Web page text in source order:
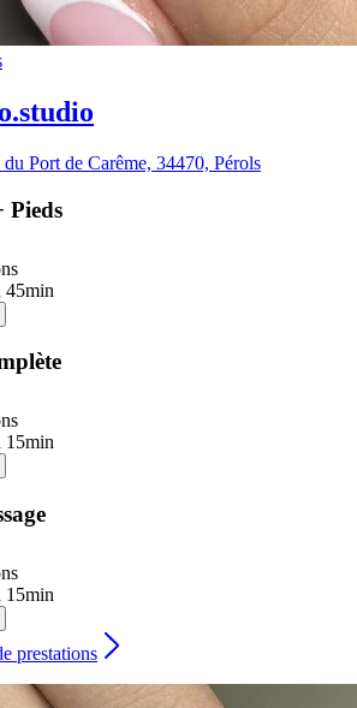
Port de Carême, 34470, Pérols
Pieds
45min
15min
15min
prestations